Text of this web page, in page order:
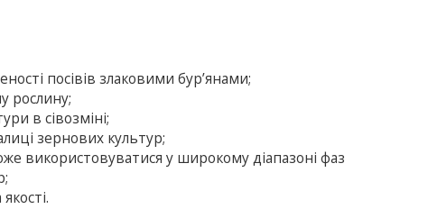
посівів злаковими бур’янами;
рослину;
в сівозміні;
зернових культур;
використовуватися у широкому діапазоні фаз